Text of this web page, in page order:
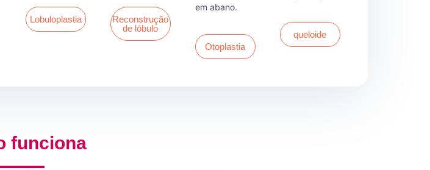
Lobuloplastia
Reconstrução
de lóbulo
em abano.
Otoplastia
queloide
funciona